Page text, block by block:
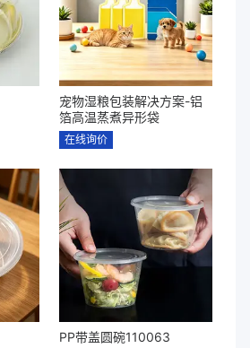
宠物湿粮包装解决方案-铝
箔高温蒸煮异形袋
在线询价
PP带盖圆碗110063